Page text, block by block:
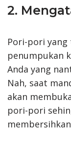
2.
Pori-pori
penumpukan
Anda yang
Nah, saat
akan
pori-pori